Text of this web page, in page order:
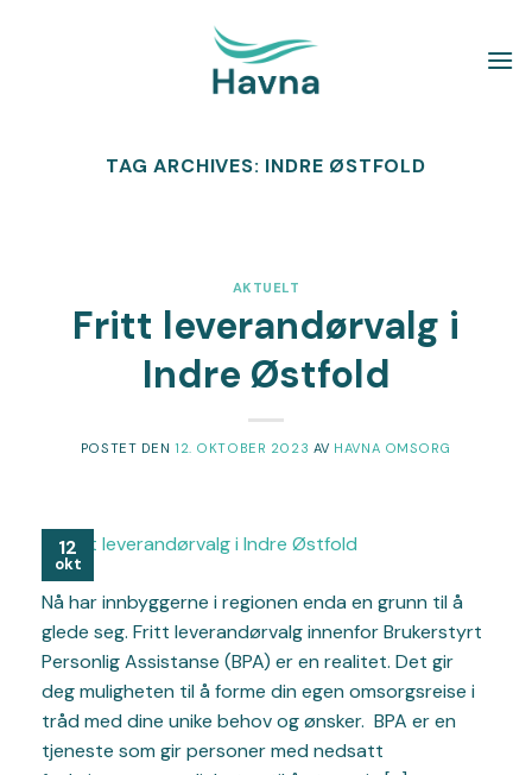
TAG ARCHIVES: INDRE ØSTFOLD
AKTUELT
Fritt leverandørvalg i
Indre Østfold
POSTET DEN12. OKTOBER 2023 AV HAVNA OMSORG
12
okt
Nå har innbyggerne i regionen enda en grunn til å
glede seg. Fritt leverandørvalg innenfor Brukerstyrt
Personlig Assistanse (BPA) er en realitet. Det gir
deg muligheten til å forme din egen omsorgsreise i
tråd med dine unike behov og ønsker. BPA er en
tjeneste som gir personer med nedsatt